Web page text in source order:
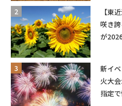
【東
咲き
が
新イ
火大
指定